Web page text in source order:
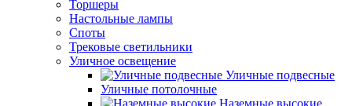
Торшеры
Настольные лампы
Споты
Трековые светильники
Уличное освещение
Уличные подвесные
Уличные потолочные
Наземные высокие